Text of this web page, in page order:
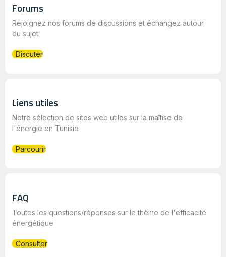
Forums
Rejoignez nos forums de discussions et échangez autour
du sujet
Discuter
Liens utiles
Notre sélection de sites web utiles sur la maîtise de
l'énergie en Tunisie
Parcourir
FAQ
Toutes les questions/réponses sur le thème de l'efficacité
énergétique
Consulter